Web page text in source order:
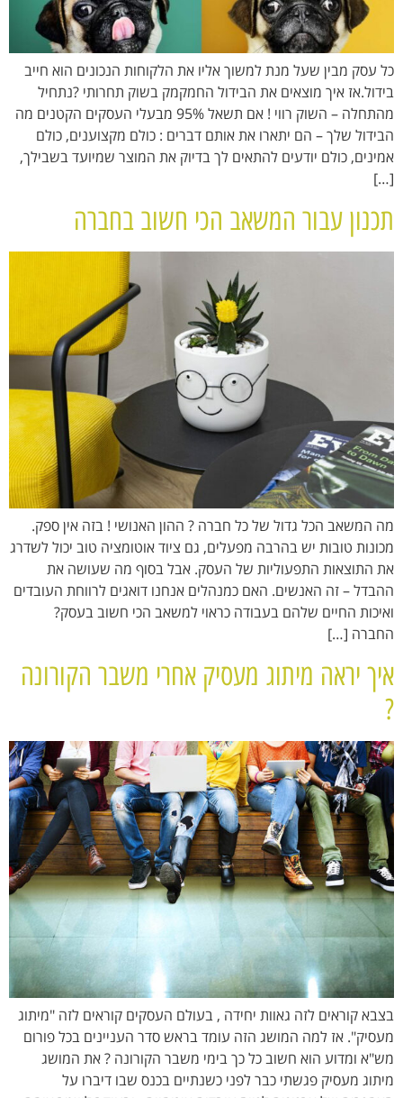
כל עסק מבין שעל מנת למשוך אליו את הלקוחות הנכונים הוא חייב
בידול.אז איך מוצאים את הבידול החמקמק בשוק תחרותי ?נתחיל
מהתחלה – השוק רווי ! אם תשאל 95% מבעלי העסקים הקטנים מה
הבידול שלך – הם יתארו את אותם דברים : כולם מקצוענים, כולם
אמינים, כולם יודעים להתאים לך בדיוק את המוצר שמיועד בשבילך,
[…]
תכנון עבור המשאב הכי חשוב בחברה
מה המשאב הכל גדול של כל חברה ? ההון האנושי ! בזה אין ספק.
מכונות טובות יש בהרבה מפעלים, גם ציוד אוטומציה טוב יכול לשדרג
את התוצאות התפעוליות של העסק. אבל בסוף מה שעושה את
ההבדל – זה האנשים. האם כמנהלים אנחנו דואגים לרווחת העובדים
ואיכות החיים שלהם בעבודה כראוי למשאב הכי חשוב בעסק?
החברה […]
איך יראה מיתוג מעסיק אחרי משבר הקורונה
?
בצבא קוראים לזה גאוות יחידה , בעולם העסקים קוראים לזה "מיתוג
מעסיק". אז למה המושג הזה עומד בראש סדר העניינים בכל פורום
מש"א ומדוע הוא חשוב כל כך בימי משבר הקורונה ? את המושג
מיתוג מעסיק פגשתי כבר לפני כשנתיים בכנס שבו דיברו על